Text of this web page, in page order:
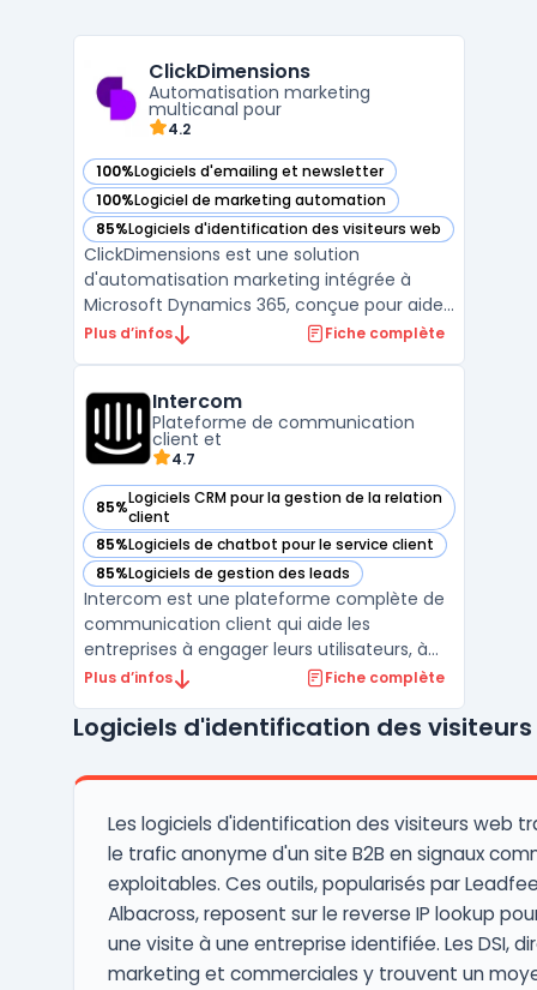
ClickDimensions
Automatisation marketing
multicanal pour
4.2
100%Logiciels d'emailing et newsletter
— voir ClickDimensions dans cette catégorie
100%Logiciel de marketing automation
— voir ClickDimensions dans cette catégorie
85%Logiciels d'identification des visiteurs web
— voir ClickDimensions dans cette catégorie
ClickDimensions est une solution
d'automatisation marketing intégrée à
Microsoft Dynamics 365, conçue pour aider
les entreprises à gérer et optimiser leurs
Dynamics 365, ClickDimensions permet
d'automatiser l'ensemble des pr ...
Plus d’infos Fiche complète
Intercom
Plateforme de communication
client et
4.7
85%Logiciels CRM pour la gestion de la relation
client
— voir Intercom dans cette catégorie
85%Logiciels de chatbot pour le service client
— voir Intercom dans cette catégorie
85%Logiciels de gestion des leads
— voir Intercom dans cette catégorie
Intercom est une plateforme complète de
communication client qui aide les
entreprises à engager leurs utilisateurs, à
fournir un support client en temps réel, et à
personnalisée. Grâce à ses outils de
aux équipes ...
Plus d’infos Fiche complète
Logiciels d'identification des
Les logiciels d'identification des visiteurs web
le trafic anonyme d'un site B2B en signaux
exploitables. Ces outils, popularisés par
Albacross, reposent sur le reverse IP lookup
une visite à une entreprise identifiée. Les DSI,
marketing et commerciales y trouvent un